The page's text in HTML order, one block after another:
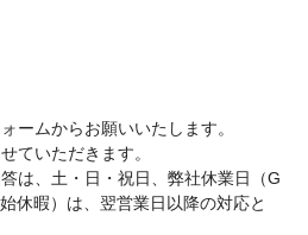
ームからお願いいたします。
ていただきます。
は、土・日・祝日、弊社休業日（G
休暇）は、翌営業日以降の対応と